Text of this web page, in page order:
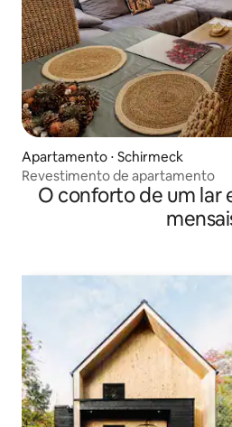
Apartamento ⋅ Schirmeck
Revestimento de apartamento
O conforto de um lar